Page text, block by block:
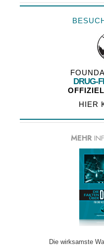
DRUG-
HIER
MEHR
Die wirksamste